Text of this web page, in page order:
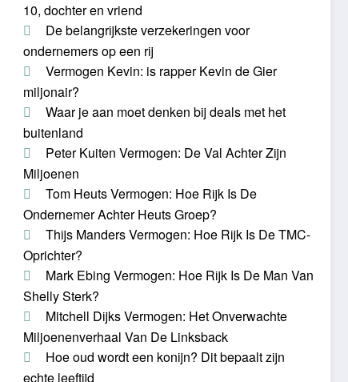
10, dochter en vriend
De belangrijkste verzekeringen voor
ondernemers op een rij
Vermogen Kevin: is rapper Kevin de Gier
miljonair?
Waar je aan moet denken bij deals met het
buitenland
Peter Kuiten Vermogen: De Val Achter Zijn
Miljoenen
Tom Heuts Vermogen: Hoe Rijk Is De
Ondernemer Achter Heuts Groep?
Thijs Manders Vermogen: Hoe Rijk Is De TMC-
Oprichter?
Mark Ebing Vermogen: Hoe Rijk Is De Man Van
Shelly Sterk?
Mitchell Dijks Vermogen: Het Onverwachte
Miljoenenverhaal Van De Linksback
Hoe oud wordt een konijn? Dit bepaalt zijn
echte leeftijd